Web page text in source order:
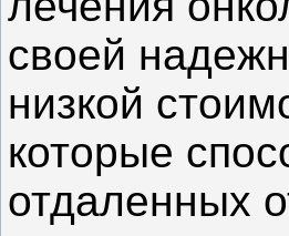
своей
низкой
которые
отдаленных